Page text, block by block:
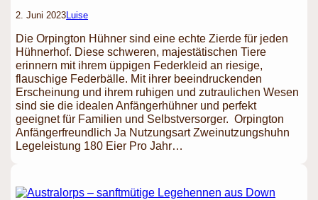
2. Juni 2023Luise
Die Orpington Hühner sind eine echte Zierde für jeden
Hühnerhof. Diese schweren, majestätischen Tiere
erinnern mit ihrem üppigen Federkleid an riesige,
flauschige Federbälle. Mit ihrer beeindruckenden
Erscheinung und ihrem ruhigen und zutraulichen Wesen
sind sie die idealen Anfängerhühner und perfekt
geeignet für Familien und Selbstversorger. Orpington
Anfängerfreundlich Ja Nutzungsart Zweinutzungshuhn
Legeleistung 180 Eier Pro Jahr…